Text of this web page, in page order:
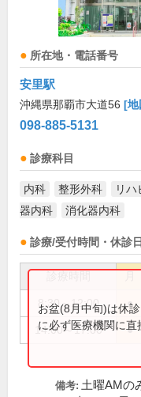
所在地・電話番号
安里駅
沖縄県那覇市大道56 [地
098-885-5131
診療科目
内科 整形外科 リ
器内科
消化器内科
診療/受付時間・休診日
8:30～12:00 ●
14:00～17:00 ●
お盆(8月中旬)は休
に必ず医療機関に直
備考: 土曜AMの